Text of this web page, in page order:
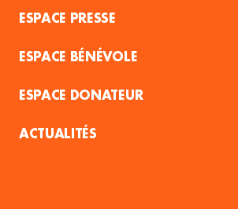
ESPACE PRESSE
ESPACE BÉNÉVOLE
ESPACE DONATEUR
ACTUALITÉS